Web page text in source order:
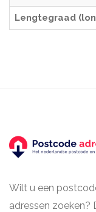
Lengtegraad
Wilt u een
adressen zoeken?